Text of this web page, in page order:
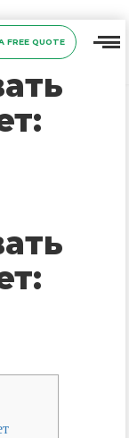
FREE QUOTE